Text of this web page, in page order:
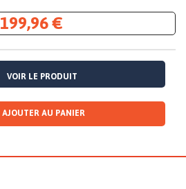
199,96 €
VOIR LE PRODUIT
AJOUTER AU PANIER